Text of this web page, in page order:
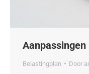
Aanpassingen
Belastingplan Door